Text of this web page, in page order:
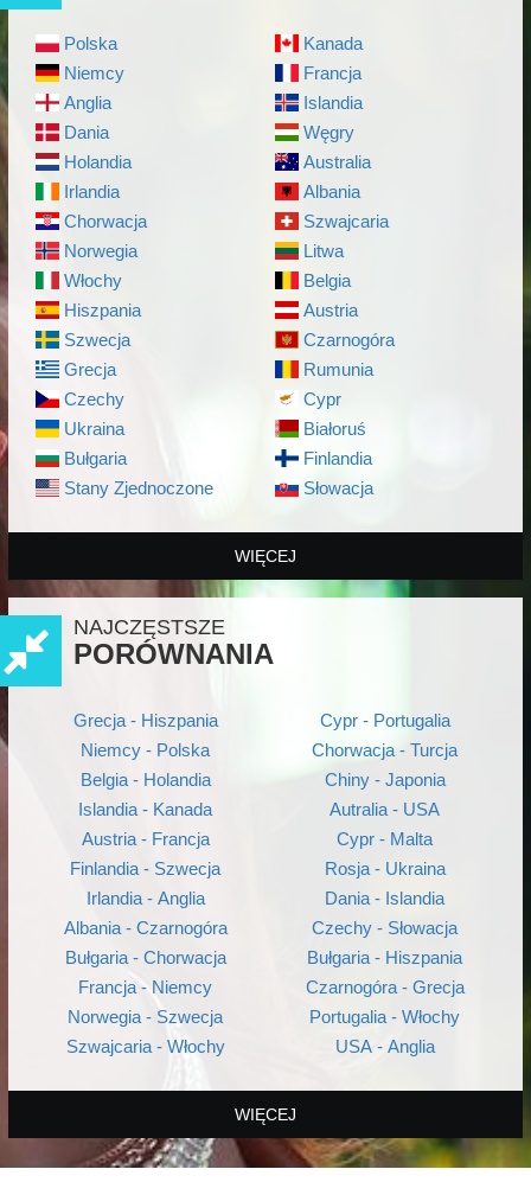
Polska
Niemcy
Anglia
Dania
Holandia
Irlandia
Chorwacja
Norwegia
Włochy
Hiszpania
Szwecja
Grecja
Czechy
Ukraina
Bułgaria
Stany Zjednoczone
Kanada
Francja
Islandia
Węgry
Australia
Albania
Szwajcaria
Litwa
Belgia
Austria
Czarnogóra
Rumunia
Cypr
Białoruś
Finlandia
Słowacja
WIĘCEJ
NAJCZĘSTSZE
PORÓWNANIA
Grecja - Hiszpania
Niemcy - Polska
Belgia - Holandia
Islandia - Kanada
Austria - Francja
Finlandia - Szwecja
Irlandia - Anglia
Albania - Czarnogóra
Bułgaria - Chorwacja
Francja - Niemcy
Norwegia - Szwecja
Szwajcaria - Włochy
Cypr - Portugalia
Chorwacja - Turcja
Chiny - Japonia
Autralia - USA
Cypr - Malta
Rosja - Ukraina
Dania - Islandia
Czechy - Słowacja
Bułgaria - Hiszpania
Czarnogóra - Grecja
Portugalia - Włochy
USA - Anglia
WIĘCEJ